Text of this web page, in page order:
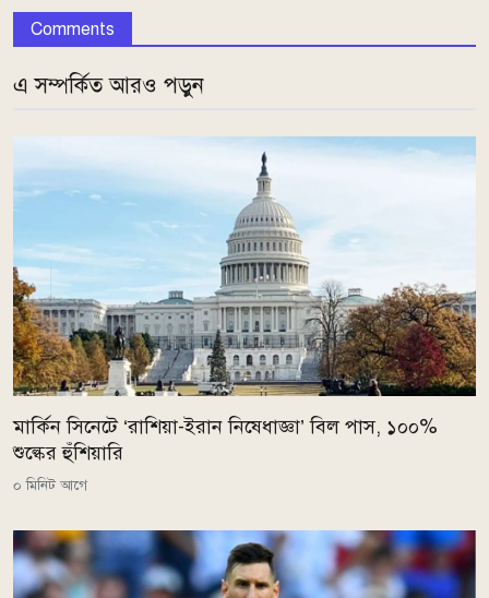
Comments
এ সম্পর্কিত আরও পড়ুন
মার্কিন সিনেটে ‘রাশিয়া-ইরান নিষেধাজ্ঞা’ বিল পাস, ১০০%
শুল্কের হুঁশিয়ারি
০ মিনিট আগে